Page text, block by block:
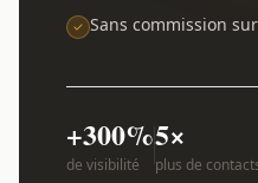
Sans commission
+300%
de visibilité
5×
plus de